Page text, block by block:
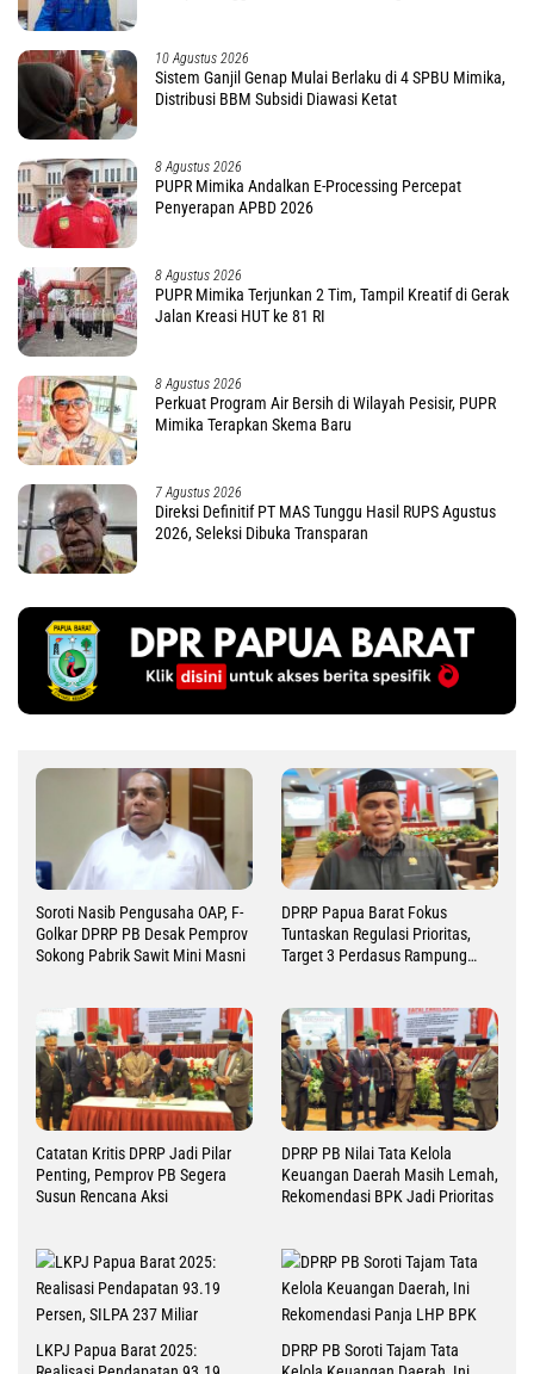
10 Agustus 2026
Sistem Ganjil Genap Mulai Berlaku di 4 SPBU Mimika,
Distribusi BBM Subsidi Diawasi Ketat
8 Agustus 2026
PUPR Mimika Andalkan E-Processing Percepat
Penyerapan APBD 2026
8 Agustus 2026
PUPR Mimika Terjunkan 2 Tim, Tampil Kreatif di Gerak
Jalan Kreasi HUT ke 81 RI
8 Agustus 2026
Perkuat Program Air Bersih di Wilayah Pesisir, PUPR
Mimika Terapkan Skema Baru
7 Agustus 2026
Direksi Definitif PT MAS Tunggu Hasil RUPS Agustus
2026, Seleksi Dibuka Transparan
Soroti Nasib Pengusaha OAP, F-
Golkar DPRP PB Desak Pemprov
Sokong Pabrik Sawit Mini Masni
DPRP Papua Barat Fokus
Tuntaskan Regulasi Prioritas,
Target 3 Perdasus Rampung
Catatan Kritis DPRP Jadi Pilar
Penting, Pemprov PB Segera
Susun Rencana Aksi
DPRP PB Nilai Tata Kelola
Keuangan Daerah Masih Lemah,
Rekomendasi BPK Jadi Prioritas
LKPJ Papua Barat 2025:
DPRP PB Soroti Tajam Tata